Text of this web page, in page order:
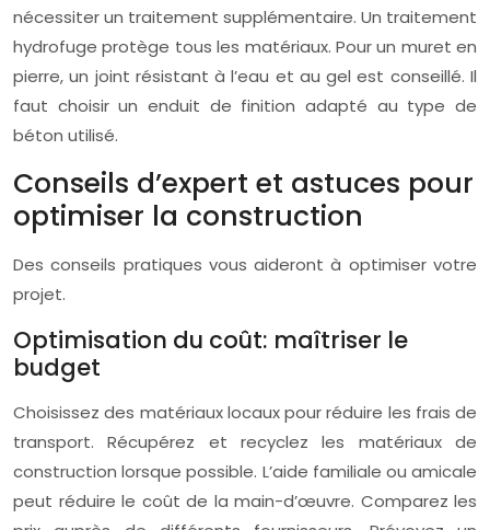
nécessiter un traitement supplémentaire. Un traitement
hydrofuge protège tous les matériaux. Pour un muret en
pierre, un joint résistant à l’eau et au gel est conseillé. Il
faut choisir un enduit de finition adapté au type de
béton utilisé.
Conseils d’expert et astuces pour
optimiser la construction
Des conseils pratiques vous aideront à optimiser votre
projet.
Optimisation du coût: maîtriser le
budget
Choisissez des matériaux locaux pour réduire les frais de
transport. Récupérez et recyclez les matériaux de
construction lorsque possible. L’aide familiale ou amicale
peut réduire le coût de la main-d’œuvre. Comparez les